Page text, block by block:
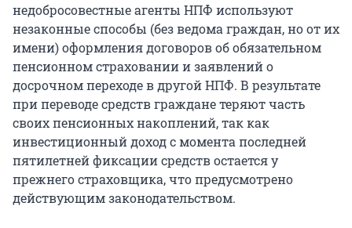
недобросовестные агенты НПФ используют
незаконные способы (без ведома граждан, но от их
имени) оформления договоров об обязательном
пенсионном страховании и заявлений о
досрочном переходе в другой НПФ. В результате
при переводе средств граждане теряют часть
своих пенсионных накоплений, так как
инвестиционный доход с момента последней
пятилетней фиксации средств остается у
прежнего страховщика, что предусмотрено
действующим законодательством.